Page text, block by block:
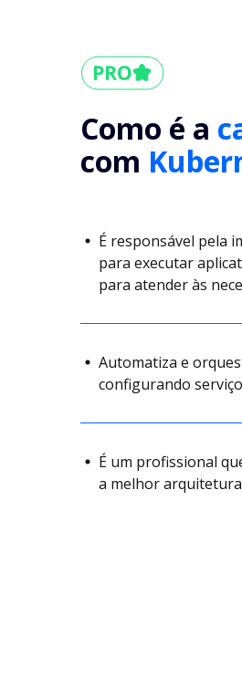
Como é a
com
É responsável pela
para executar
para atender às
Automatiza e
configurando
É um profissional
a melhor